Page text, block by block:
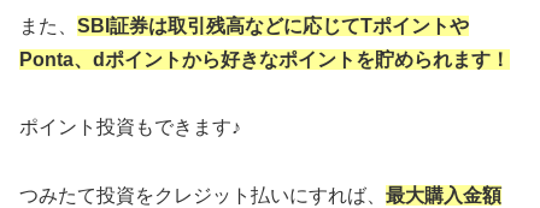
また、 SBI証券は取引残高などに応じてTポイントや
Ponta、dポイントから好きなポイントを貯められます！
ポイント投資もできます♪
つみたて投資をクレジット払いにすれば、 最大購入金額